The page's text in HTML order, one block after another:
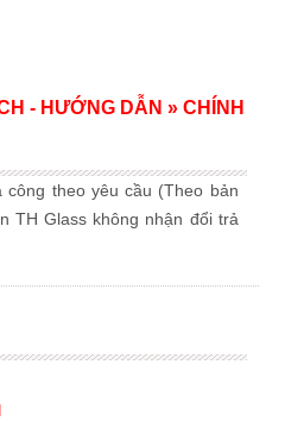
theo yêu cầu (Theo bản
TH Glass không nhận đổi trả
- HƯỚNG DẪN » CHÍNH